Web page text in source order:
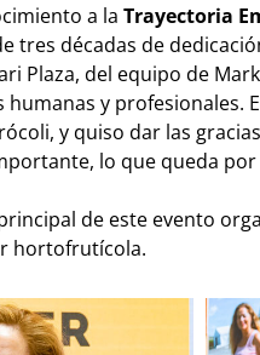
a la Trayectoria
tres décadas de
Plaza, del equipo de
y profesionales.
y quiso dar las
lo que queda
de este evento
hortofrutícola.